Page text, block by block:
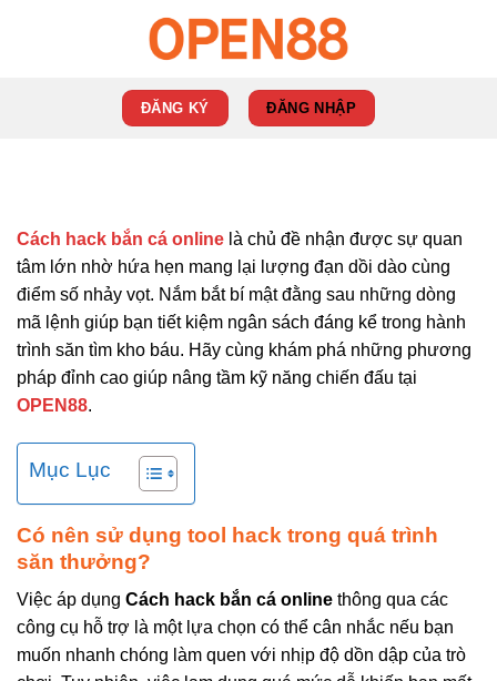
ĐĂNG KÝ ĐĂNG NHẬP
Cách hack bắn cá online là chủ đề nhận được sự quan
tâm lớn nhờ hứa hẹn mang lại lượng đạn dồi dào cùng
điểm số nhảy vọt. Nắm bắt bí mật đằng sau những dòng
mã lệnh giúp bạn tiết kiệm ngân sách đáng kể trong hành
trình săn tìm kho báu. Hãy cùng khám phá những phương
pháp đỉnh cao giúp nâng tầm kỹ năng chiến đấu tại
OPEN88.
Mục Lục
Có nên sử dụng tool hack trong quá trình
săn thưởng?
Việc áp dụng Cách hack bắn cá online thông qua các
công cụ hỗ trợ là một lựa chọn có thể cân nhắc nếu bạn
muốn nhanh chóng làm quen với nhịp độ dồn dập của trò